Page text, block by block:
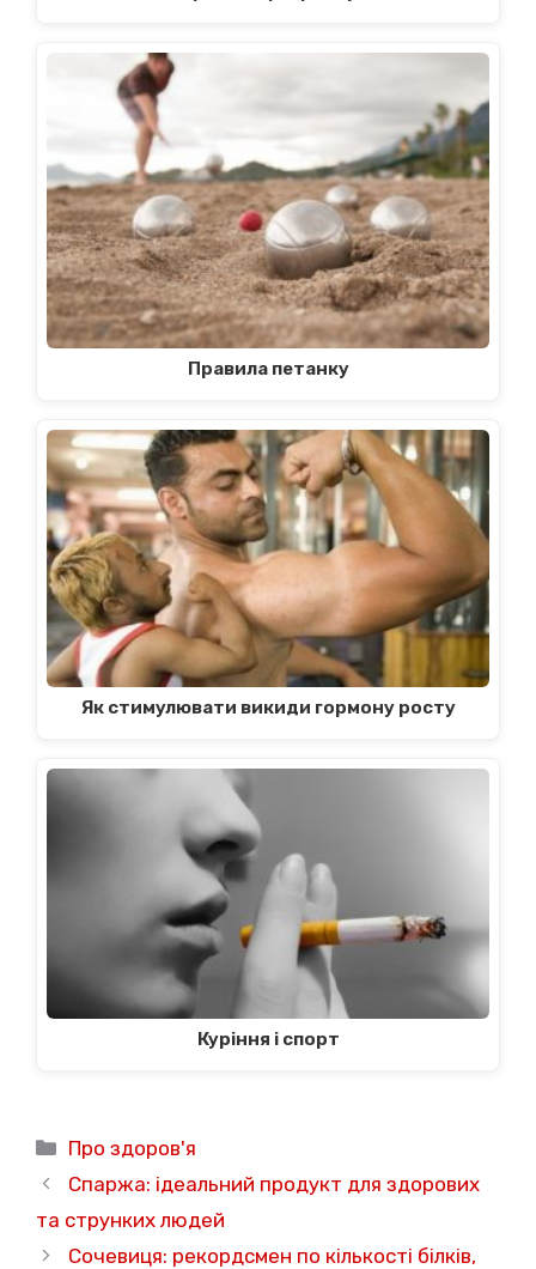
Правила петанку
Як стимулювати викиди гормону росту
Куріння і спорт
Категорії
Про здоров'я
Спаржа: ідеальний продукт для здорових
та струнких людей
Сочевиця: рекордсмен по кількості білків,